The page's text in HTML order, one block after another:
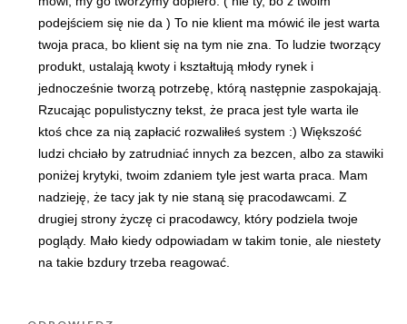
podejściem się nie da ) To nie klient ma mówić ile jest warta
twoja praca, bo klient się na tym nie zna. To ludzie tworzący
produkt, ustalają kwoty i kształtują młody rynek i
jednocześnie tworzą potrzebę, którą następnie zaspokajają.
Rzucając populistyczny tekst, że praca jest tyle warta ile
ktoś chce za nią zapłacić rozwaliłeś system :) Większość
ludzi chciało by zatrudniać innych za bezcen, albo za stawiki
poniżej krytyki, twoim zdaniem tyle jest warta praca. Mam
nadzieję, że tacy jak ty nie staną się pracodawcami. Z
drugiej strony życzę ci pracodawcy, który podziela twoje
poglądy. Mało kiedy odpowiadam w takim tonie, ale niestety
na takie bzdury trzeba reagować.